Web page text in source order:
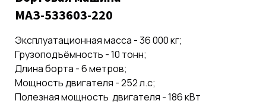
МАЗ-533603-220
Эксплуатационная масса - 36 000 кг;
Грузоподъёмность - 10 тонн;
Длина борта - 6 метров;
Мощность двигателя - 252 л.с;
Полезная мощность двигателя - 186 кВт